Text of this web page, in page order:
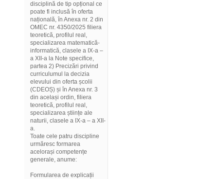
disciplină de tip opțional ce
poate fi inclusă în oferta
națională, în Anexa nr. 2 din
OMEC nr. 4350/2025 filiera
teoretică, profilul real,
specializarea matematică-
informatică, clasele a IX-a –
a XII-a la Note specifice,
partea 2) Precizări privind
curriculumul la decizia
elevului din oferta școlii
(CDEOȘ) și în Anexa nr. 3
din același ordin, filiera
teoretică, profilul real,
specializarea științe ale
naturii, clasele a IX-a – a XII-
a.
Toate cele patru discipline
urmăresc formarea
acelorași competențe
generale, anume:
Formularea de explicații